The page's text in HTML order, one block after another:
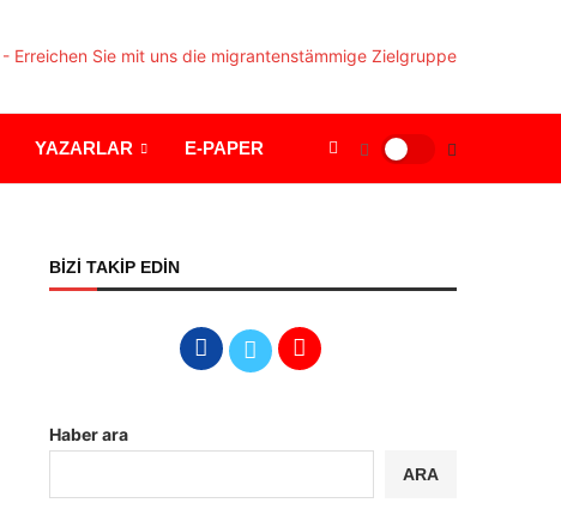
YAZARLAR E-PAPER
BİZİ TAKİP EDİN
Haber ara
ARA